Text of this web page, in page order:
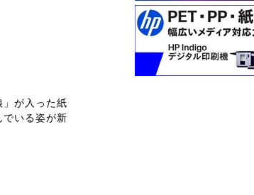
が入った紙
いる姿が新